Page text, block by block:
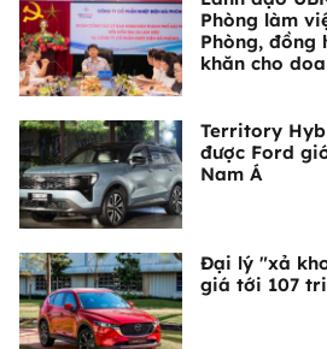
Phòng làm
Phòng, đồng
khăn cho
Territory
được Ford
Nam Á
Đại lý "xả
giá tới 107